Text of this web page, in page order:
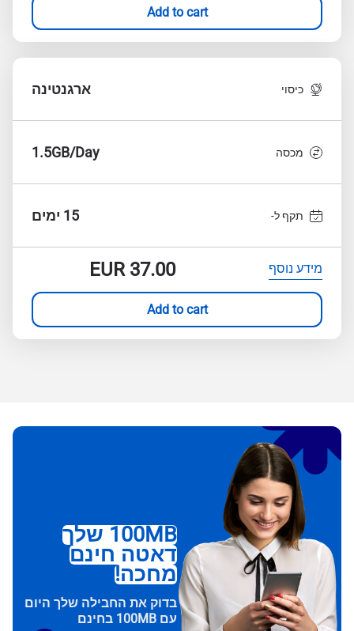
Add to cart
כיסוי ארגנטינה
מכסה 1.5GB/Day
תקף ל- 15 ימים
מידע נוסף EUR37.00
Add to cart
100MB שלך
דאטה חינם
מחכה!
בדוק את החבילה שלך היום
עם 100MB בחינם